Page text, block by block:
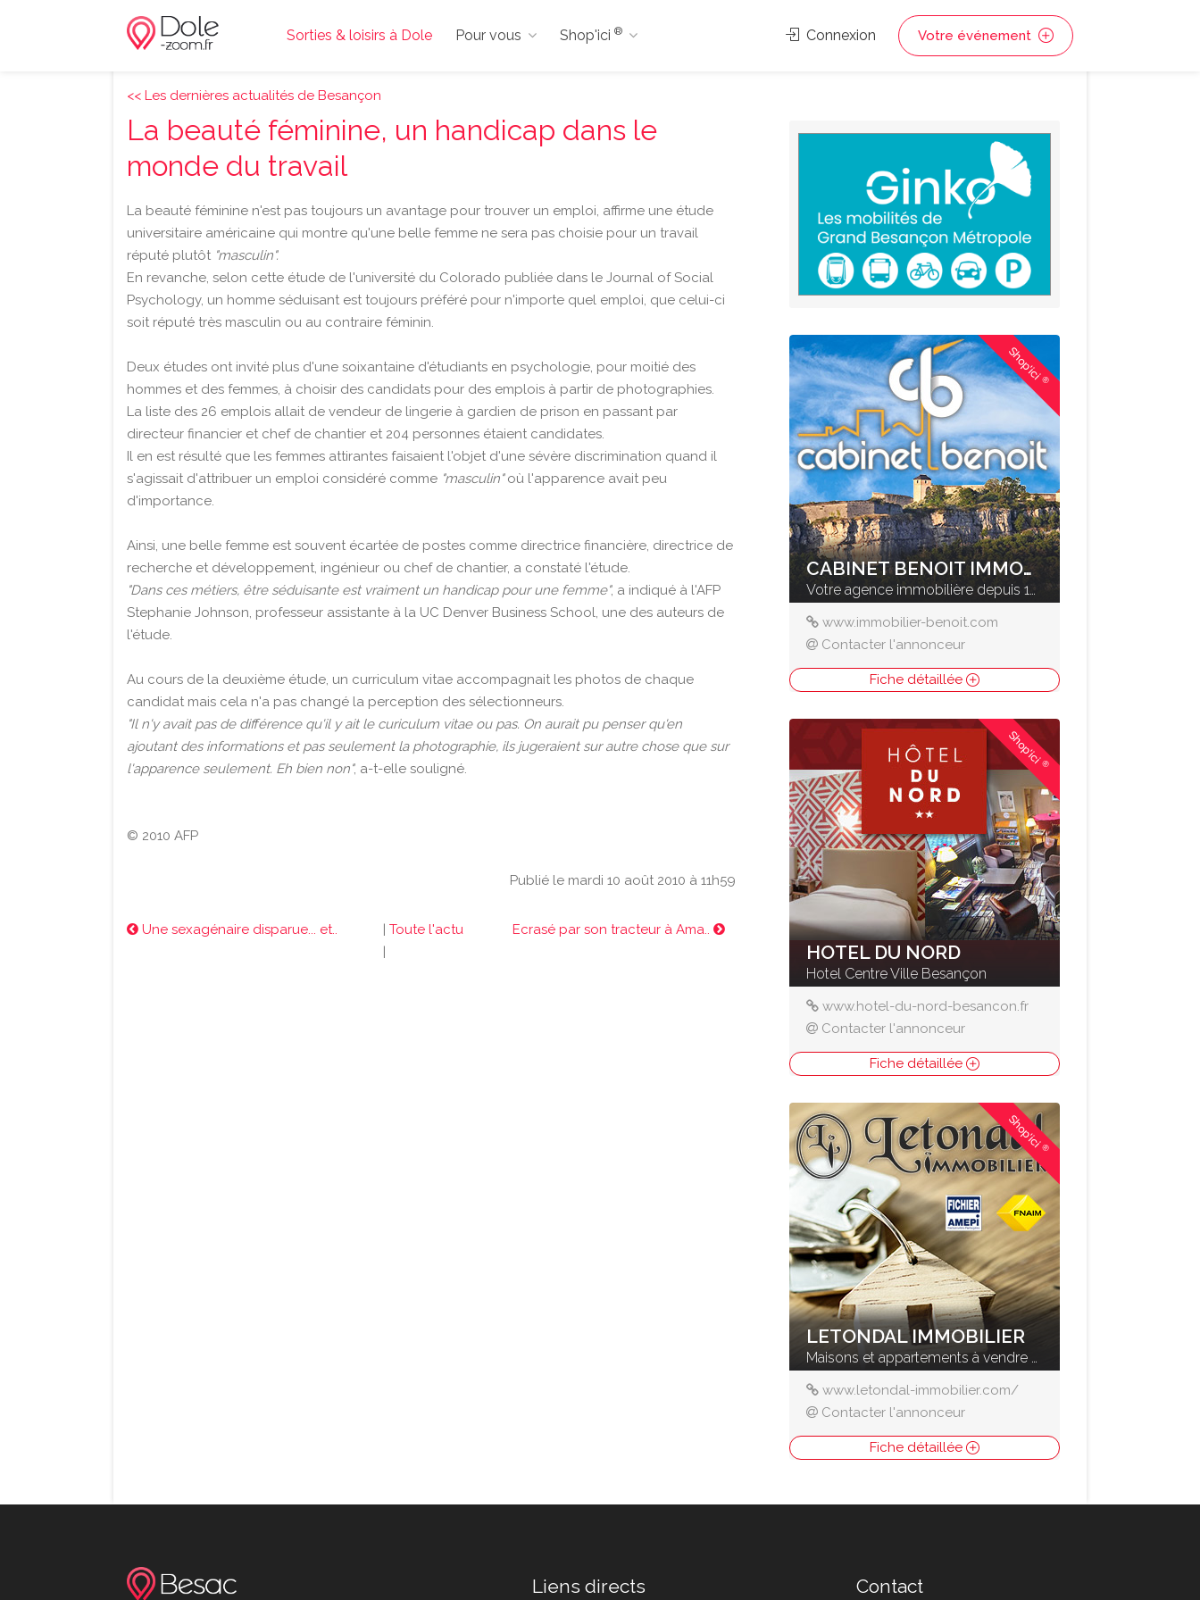
Sorties & loisirs à Dole Pour vous Shop'ici® Connexion Votre événement
<< Les dernières actualités de Besançon
La beauté féminine, un handicap dans le
monde du travail
La beauté féminine n'est pas toujours un avantage pour trouver un emploi, affirme une étude
universitaire américaine qui montre qu'une belle femme ne sera pas choisie pour un travail
réputé plutôt "masculin".
En revanche, selon cette étude de l'université du Colorado publiée dans le Journal of Social
Psychology, un homme séduisant est toujours préféré pour n'importe quel emploi, que celui-ci
soit réputé très masculin ou au contraire féminin.
Deux études ont invité plus d'une soixantaine d'étudiants en psychologie, pour moitié des
hommes et des femmes, à choisir des candidats pour des emplois à partir de photographies.
La liste des 26 emplois allait de vendeur de lingerie à gardien de prison en passant par
directeur financier et chef de chantier et 204 personnes étaient candidates.
Il en est résulté que les femmes attirantes faisaient l'objet d'une sévère discrimination quand il
s'agissait d'attribuer un emploi considéré comme "masculin"où l'apparence avait peu
d'importance.
Ainsi, une belle femme est souvent écartée de postes comme directrice financière, directrice de
recherche et développement, ingénieur ou chef de chantier, a constaté l'étude.
"Dans ces métiers, être séduisante est vraiment un handicap pour une femme", a indiqué à l'AFP
Stephanie Johnson, professeur assistante à la UC Denver Business School, une des auteurs de
l'étude.
Au cours de la deuxième étude, un curriculum vitae accompagnait les photos de chaque
candidat mais cela n'a pas changé la perception des sélectionneurs.
"Il n'y avait pas de différence qu'il y ait le curiculum vitae ou pas. On aurait pu penser qu'en
ajoutant des informations et pas seulement la photographie, ils jugeraient sur autre chose que sur
l'apparence seulement. Eh bien non", a-t-elle souligné.
© 2010 AFP
Publié le mardi 10 août 2010 à 11h59
Une sexagénaire disparue... et.. | Toute l'actu
|
Ecrasé par son tracteur à Ama..
Shop'ici®
CABINET BENOIT IMMOBILIER
Votre agence immobilière depuis 1961
www.immobilier-benoit.com
Contacter l'annonceur
Fiche détaillée
Shop'ici®
HOTEL DU NORD
Hotel Centre Ville Besançon
www.hotel-du-nord-besancon.fr
Contacter l'annonceur
Fiche détaillée
Shop'ici®
LETONDAL IMMOBILIER
Maisons et appartements à vendre à Besançon – agence immobilière Letondal Immobilier
www.letondal-immobilier.com/
Contacter l'annonceur
Fiche détaillée
Liens directs Contact